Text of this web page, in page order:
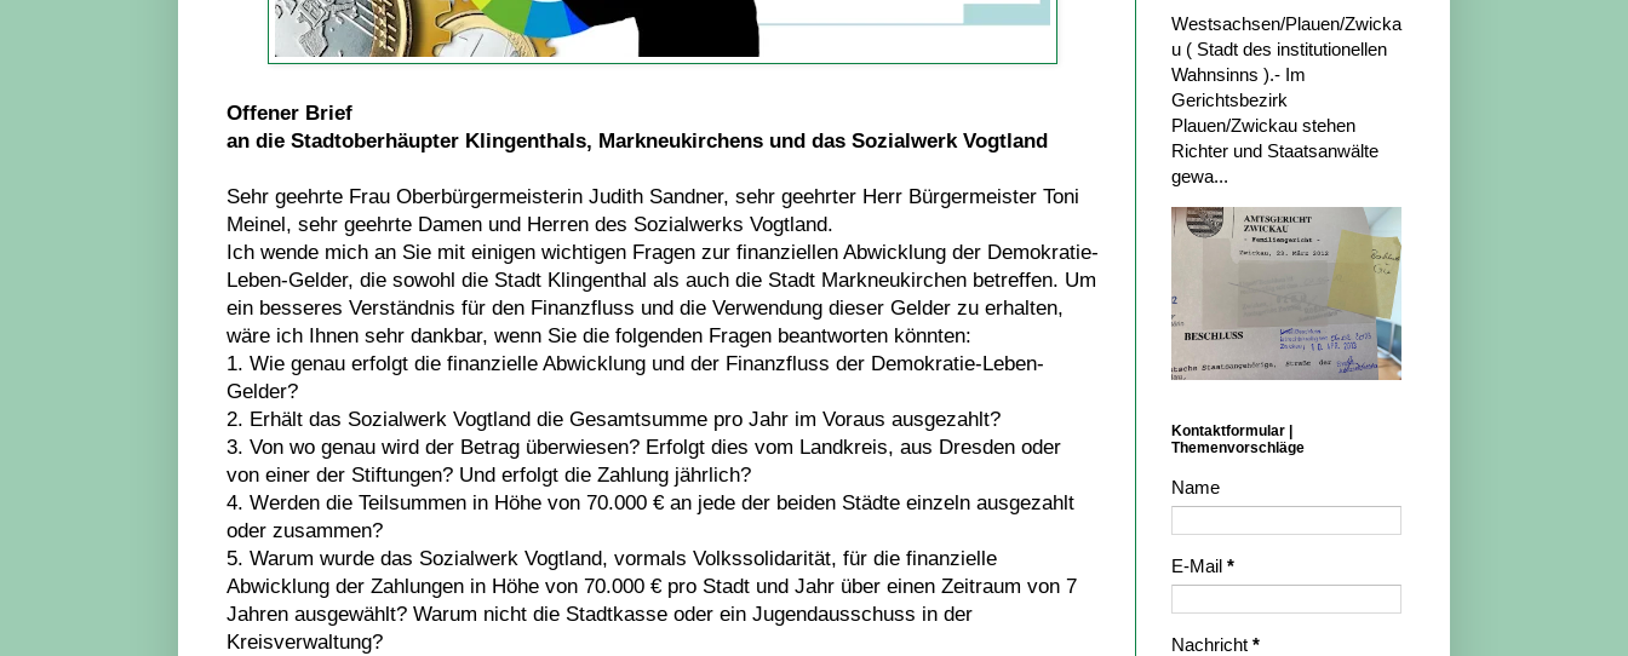
Offener Brief
an die Stadtoberhäupter Klingenthals, Markneukirchens und das Sozialwerk Vogtland
Sehr geehrte Frau Oberbürgermeisterin Judith Sandner, sehr geehrter Herr Bürgermeister Toni
Meinel, sehr geehrte Damen und Herren des Sozialwerks Vogtland.
Ich wende mich an Sie mit einigen wichtigen Fragen zur finanziellen Abwicklung der Demokratie-
Leben-Gelder, die sowohl die Stadt Klingenthal als auch die Stadt Markneukirchen betreffen. Um
ein besseres Verständnis für den Finanzfluss und die Verwendung dieser Gelder zu erhalten,
wäre ich Ihnen sehr dankbar, wenn Sie die folgenden Fragen beantworten könnten:
1. Wie genau erfolgt die finanzielle Abwicklung und der Finanzfluss der Demokratie-Leben-
Gelder?
2. Erhält das Sozialwerk Vogtland die Gesamtsumme pro Jahr im Voraus ausgezahlt?
3. Von wo genau wird der Betrag überwiesen? Erfolgt dies vom Landkreis, aus Dresden oder
von einer der Stiftungen? Und erfolgt die Zahlung jährlich?
4. Werden die Teilsummen in Höhe von 70.000 € an jede der beiden Städte einzeln ausgezahlt
oder zusammen?
5. Warum wurde das Sozialwerk Vogtland, vormals Volkssolidarität, für die finanzielle
Abwicklung der Zahlungen in Höhe von 70.000 € pro Stadt und Jahr über einen Zeitraum von 7
Jahren ausgewählt? Warum nicht die Stadtkasse oder ein Jugendausschuss in der
Kreisverwaltung?
Westsachsen/Plauen/Zwicka
u ( Stadt des institutionellen
Wahnsinns ).- Im
Gerichtsbezirk
Plauen/Zwickau stehen
Richter und Staatsanwälte
gewa...
Kontaktformular |
Themenvorschläge
Name
E-Mail *
Nachricht *